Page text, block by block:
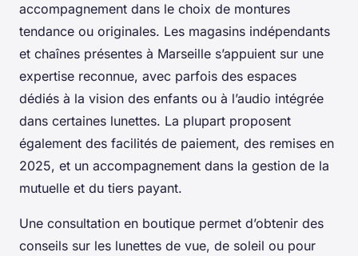
accompagnement dans le choix de montures
tendance ou originales. Les magasins indépendants
et chaînes présentes à Marseille s’appuient sur une
expertise reconnue, avec parfois des espaces
dédiés à la vision des enfants ou à l’audio intégrée
dans certaines lunettes. La plupart proposent
également des facilités de paiement, des remises en
2025, et un accompagnement dans la gestion de la
mutuelle et du tiers payant.
Une consultation en boutique permet d’obtenir des
conseils sur les lunettes de vue, de soleil ou pour